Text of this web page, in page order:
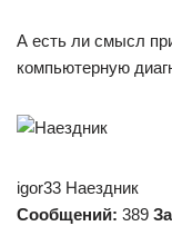
А есть ли смысл
компьютерную
igor33 Наездник
Сообщений: 389